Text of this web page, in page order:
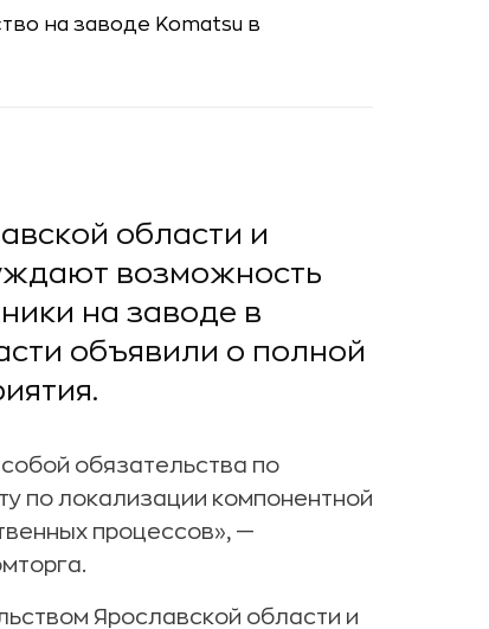
области и
возможность
на заводе в
объявили о полной
обязательства по
по локализации компонентной
процессов», —
Ярославской области и